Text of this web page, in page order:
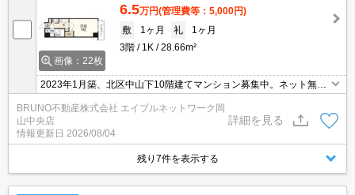
画像：22枚
6.5万円(管理費等：5,000円)
敷
1ヶ月 礼
1ヶ月
3階
1K 28.66m²
2023年1月築、北区中山下10階建てマンション募集中。ネット無
料、室内設備充実。
BRUNO不動産株式会社 エイブルネットワーク岡
山中央店
情報更新日 2026/08/04
詳細を見る
残り7件を表示する